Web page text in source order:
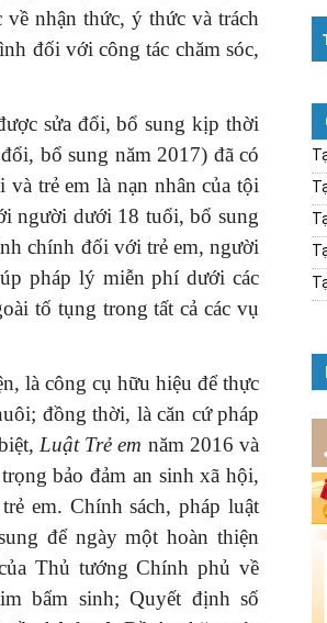
nhận thức, ý thức và trách
đối với công tác chăm sóc,
sửa đổi, bổ sung kịp thời
bổ sung năm 2017) đã có
trẻ em là nạn nhân của tội
người dưới 18 tuổi, bổ sung
chính đối với trẻ em, người
pháp lý miễn phí dưới các
tố tụng trong tất cả các vụ
là công cụ hữu hiệu để thực
đồng thời, là căn cứ pháp
Luật Trẻ em năm 2016 và
bảo đảm an sinh xã hội,
em. Chính sách, pháp luật
để ngày một hoàn thiện
Thủ tướng Chính phủ về
bẩm sinh; Quyết định số